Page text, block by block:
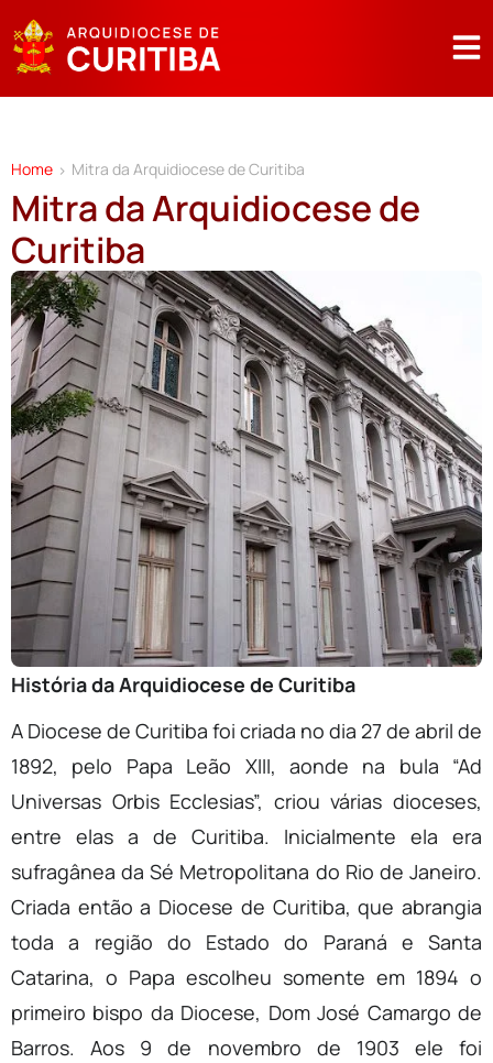
Home > Mitra da Arquidiocese de Curitiba
Mitra da Arquidiocese de
Curitiba
História da Arquidiocese de Curitiba
A Diocese de Curitiba foi criada no dia 27 de abril de
1892, pelo Papa Leão XIII, aonde na bula “Ad
Universas Orbis Ecclesias”, criou várias dioceses,
entre elas a de Curitiba. Inicialmente ela era
sufragânea da Sé Metropolitana do Rio de Janeiro.
Criada então a Diocese de Curitiba, que abrangia
toda a região do Estado do Paraná e Santa
Catarina, o Papa escolheu somente em 1894 o
primeiro bispo da Diocese, Dom José Camargo de
Barros. Aos 9 de novembro de 1903 ele foi